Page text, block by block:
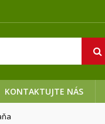
KONTAKTUJTE NÁS